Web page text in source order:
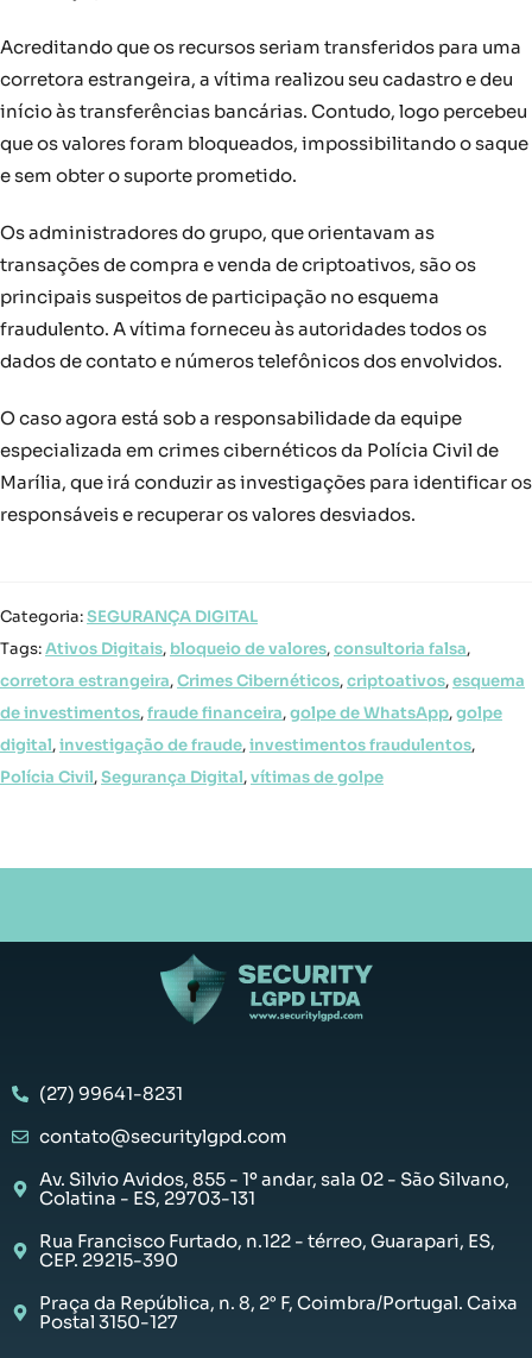
Acreditando que os recursos seriam transferidos para uma
corretora estrangeira, a vítima realizou seu cadastro e deu
início às transferências bancárias. Contudo, logo percebeu
que os valores foram bloqueados, impossibilitando o saque
e sem obter o suporte prometido.
Os administradores do grupo, que orientavam as
transações de compra e venda de criptoativos, são os
principais suspeitos de participação no esquema
fraudulento. A vítima forneceu às autoridades todos os
dados de contato e números telefônicos dos envolvidos.
O caso agora está sob a responsabilidade da equipe
especializada em crimes cibernéticos da Polícia Civil de
Marília, que irá conduzir as investigações para identificar os
responsáveis e recuperar os valores desviados.
Categoria:SEGURANÇA DIGITAL
Tags:Ativos Digitais, bloqueio de valores,consultoria falsa,
corretora estrangeira,Crimes Cibernéticos,criptoativos,esquema
de investimentos,fraude financeira,golpe de WhatsApp,golpe
digital,investigação de fraude,investimentos fraudulentos,
Polícia Civil,Segurança Digital,vítimas de golpe
(27) 99641-8231
contato@securitylgpd.com
Av. Silvio Avidos, 855 - 1º andar, sala 02 - São Silvano,
Colatina - ES, 29703-131
Rua Francisco Furtado, n.122 - térreo, Guarapari, ES,
CEP. 29215-390
Praça da República, n. 8, 2° F, Coimbra/Portugal. Caixa
Postal 3150-127